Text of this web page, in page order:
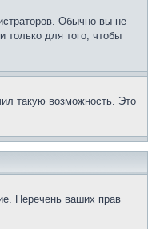
Обычно вы не
только для того, чтобы
такую возможность. Это
Перечень ваших прав